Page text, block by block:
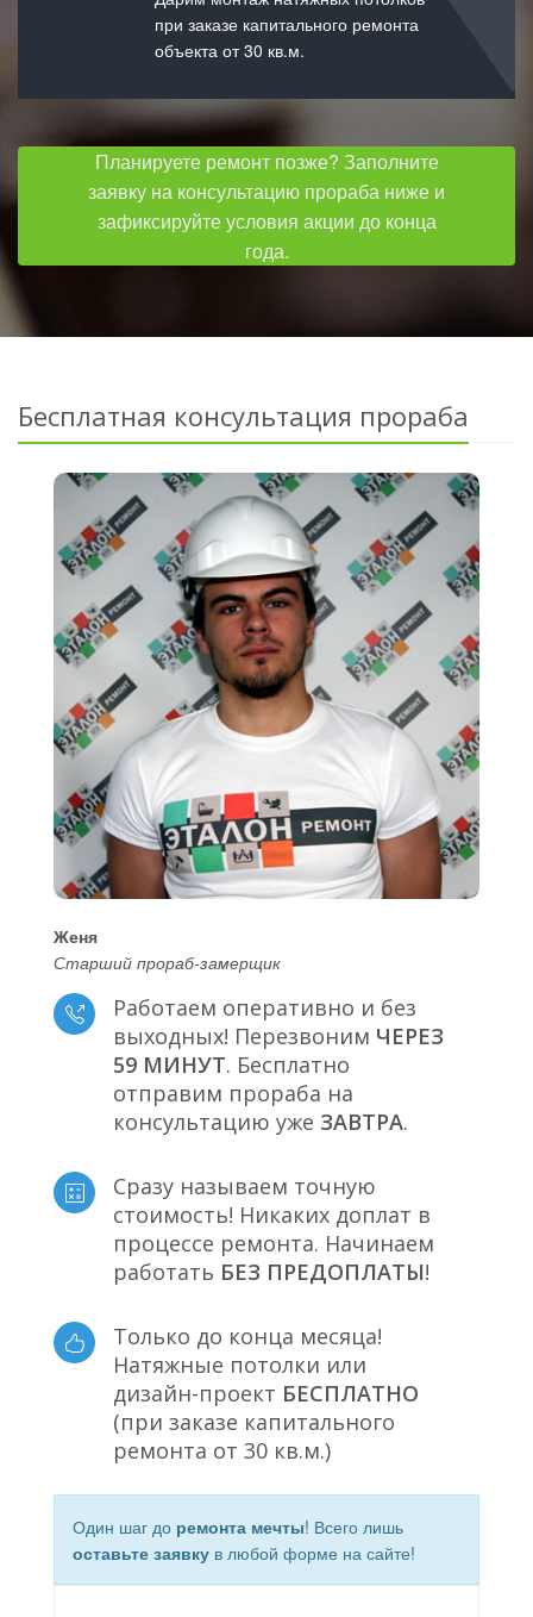
при заказе капитального ремонта
объекта от 30 кв.м.
Планируете ремонт позже? Заполните
заявку на консультацию прораба ниже и
зафиксируйте условия акции до конца
года.
Бесплатная консультация прораба
Женя
Старший прораб-замерщик
Работаем оперативно и без
выходных! Перезвоним ЧЕРЕЗ
59 МИНУТ. Бесплатно
отправим прораба на
консультацию уже ЗАВТРА.
Сразу называем точную
стоимость! Никаких доплат в
процессе ремонта. Начинаем
работать БЕЗ ПРЕДОПЛАТЫ!
Только до конца месяца!
Натяжные потолки или
дизайн-проект БЕСПЛАТНО
(при заказе капитального
ремонта от 30 кв.м.)
Один шаг до ремонта мечты! Всего лишь
оставьте заявку в любой форме на сайте!